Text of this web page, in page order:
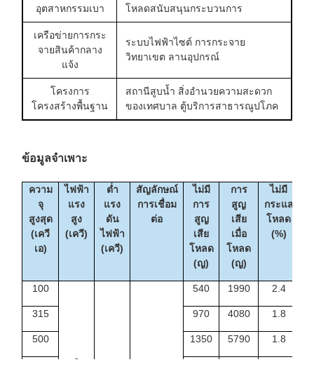
อุตสาหกรรมเบา
โหลดสนับสนุนกระบวนการ
เครือข่ายการกระ
จายสินค้ากลาง
แจ้ง
ระบบไฟฟ้าไซต์ การกระจาย
วิทยาเขต ลานอุปกรณ์
โครงการ
โครงสร้างพื้นฐาน
สถานีสูบน้ำ สิ่งอำนวยความสะดวก
ของเทศบาล ตู้บริการสาธารณูปโภค
ข้อมูลจำเพาะ
ความ
จุ
สูงสุด
(เควี
เอ)
ไฟฟ้า
แรง
สูง
(เควี)
ต่ำ
แรง
ดัน
ไฟฟ้า
(เควี)
สัญลักษณ์
การเชื่อม
ต่อ
ไม่มี
การ
สูญ
เสีย
โหลด
(ญ)
การ
สูญ
เสีย
เมื่อ
โหลด
(ญ)
ไม่มี
กระแส
โหลด
(%)
100
6
540 1990 2.4
315 970 4080 1.8
500 1350 5790 1.8